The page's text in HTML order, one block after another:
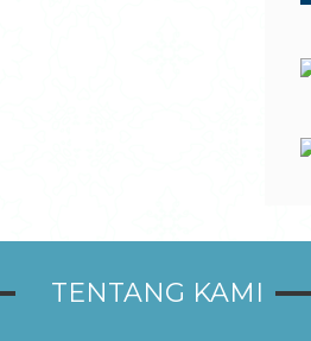
TENTANG KAMI